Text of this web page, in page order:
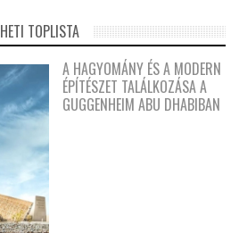
HETI TOPLISTA
A HAGYOMÁNY ÉS A MODERN
ÉPÍTÉSZET TALÁLKOZÁSA A
GUGGENHEIM ABU DHABIBAN